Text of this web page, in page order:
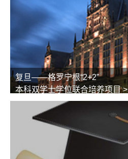
复旦——格罗宁根“2+2”
本科双学士学位联合培养项目 >